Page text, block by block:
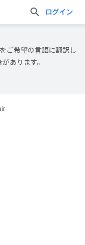
ログイン
ご希望の言語に翻訳し
あります。